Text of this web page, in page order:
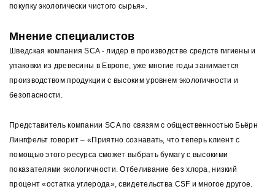
покупку экологически чистого сырья».
Мнение специалистов
Шведская компания SCA - лидер в производстве средств гигиены и
упаковки из древесины в Европе, уже многие годы занимается
производством продукции с высоким уровнем экологичности и
безопасности.
Представитель компании SCA по связям с общественностью Бьёрн
Лингфельт говорит – «Приятно сознавать, что теперь клиент с
помощью этого ресурса сможет выбрать бумагу с высокими
показателями экологичности. Отбеливание без хлора, низкий
процент «остатка углерода», свидетельства CSF и многое другое.